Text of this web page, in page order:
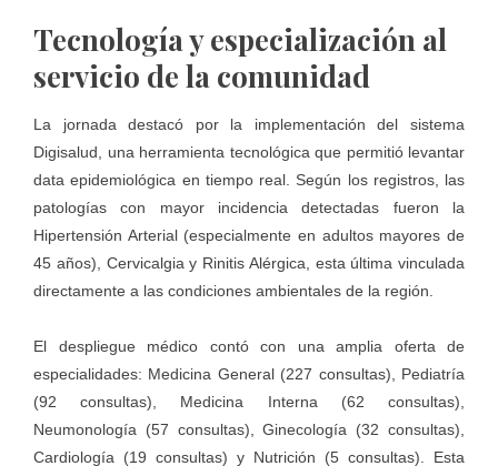
Tecnología y especialización al
servicio de la comunidad
La jornada destacó por la implementación del sistema
Digisalud, una herramienta tecnológica que permitió levantar
data epidemiológica en tiempo real. Según los registros, las
patologías con mayor incidencia detectadas fueron la
Hipertensión Arterial (especialmente en adultos mayores de
45 años), Cervicalgia y Rinitis Alérgica, esta última vinculada
directamente a las condiciones ambientales de la región.
El despliegue médico contó con una amplia oferta de
especialidades: Medicina General (227 consultas), Pediatría
(92 consultas), Medicina Interna (62 consultas),
Neumonología (57 consultas), Ginecología (32 consultas),
Cardiología (19 consultas) y Nutrición (5 consultas). Esta